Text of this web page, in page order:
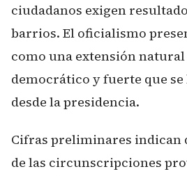
ciudadanos exigen
barrios. El oficialismo
como una extensión natural
democrático y fuerte que
desde la presidencia.
Cifras preliminares indican
de las circunscripciones